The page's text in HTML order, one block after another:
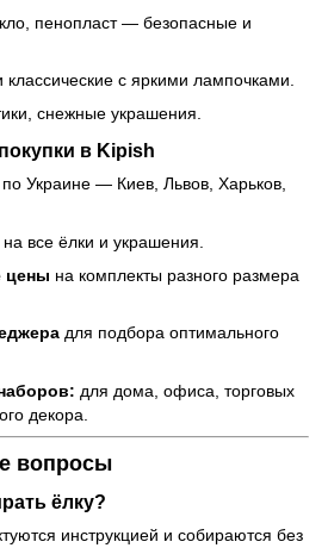
пенопласт — безопасные и
классические с яркими лампочками.
снежные украшения.
в Kipish
по Украине — Киев, Львов, Харьков,
на все ёлки и украшения.
цены на комплекты разного размера
для подбора оптимального
для дома, офиса, торговых
декора.
вопросы
ёлку?
инструкцией и собираются без